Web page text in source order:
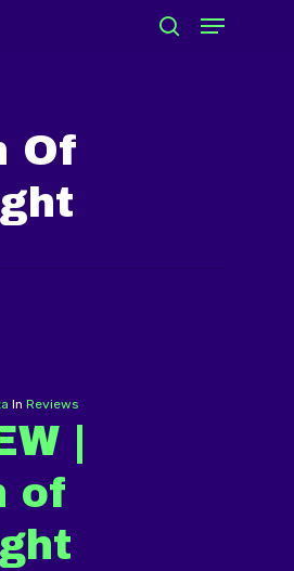
Menu
Of
In Reviews
|
of